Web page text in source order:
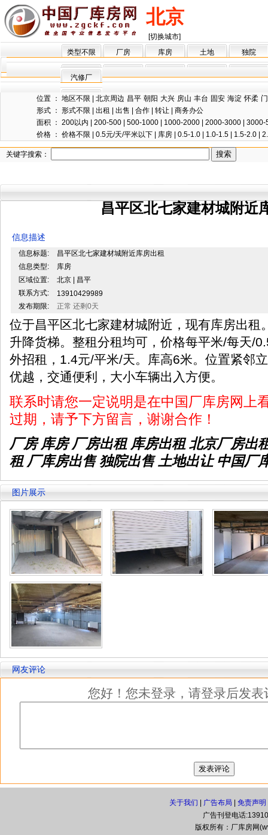
北京
[切换城市]
类型不限
厂房 库房 土地 独院
汽修厂
位置 ： 地区不限 北京周边 昌平 朝阳 大兴 房山 丰台 固安 海淀 怀柔
形式 ： 形式不限 出租 出售 合作 转让
商务办公
面积 ： 200以内 200-500 500-1000 1000-2000 2000-3000
3000-
价格 ： 价格不限 0.5元/天/平米以下 库房 0.5-1.0 1.0-1.5 1.5-2.0
关键字搜索：
昌平区北七家建材城附近
信息描述
信息标题:
昌平区北七家建材城附近库房出租
信息类型:
库房
区域位置:
北京 | 昌平
联系方式:
13910429989
发布期限:
正常 还剩0天
位于昌平区北七家建材城附近，现有库房出租
升降货梯。整租分租均可，价格每平米/每天/
外招租，1.4元/平米/天。库高6米。位置紧邻
优越，交通便利，大小车辆出入方便。
联系时请您一定说明是在中国厂库房网上
过期，请予下方留言，谢谢合作！
厂房 库房 厂房出租 库房出租 北京厂房出
租 厂库房出售 独院出售 土地出让 中国厂
图片展示
网友评论
您好！您未登录，请登录后发
关于我们 广告布局 免责声明
广告刊登电话
版权所有：厂库房网